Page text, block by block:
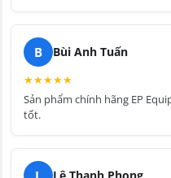
B
Bùi Anh Tuấn
★★★★★
Sản phẩm chính hãng EP
tốt.